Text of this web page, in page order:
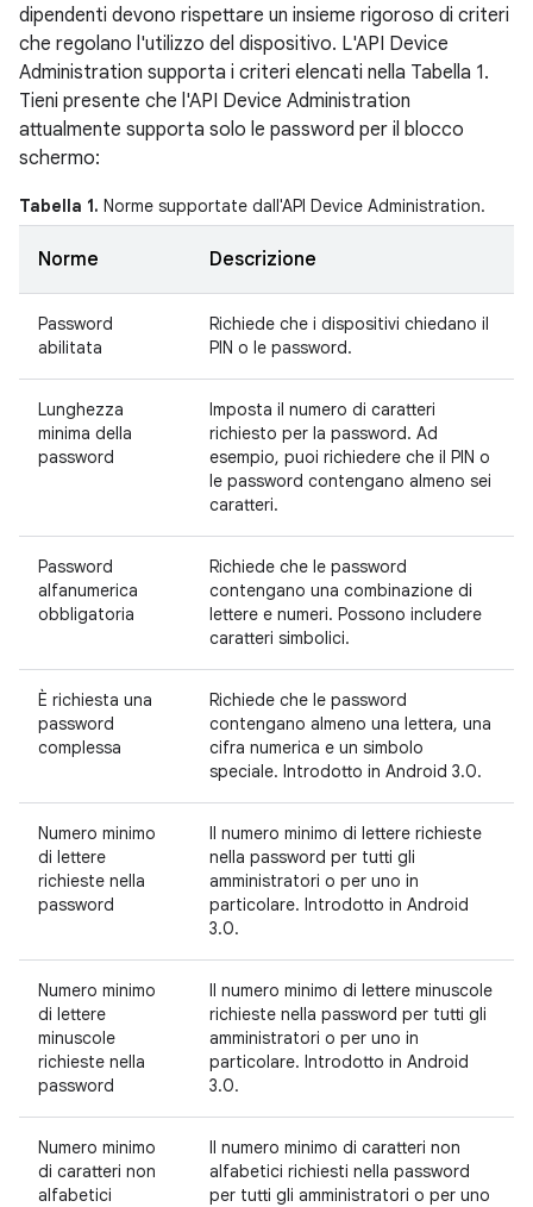
dipendenti devono rispettare un insieme rigoroso di criteri
che regolano l'utilizzo del dispositivo. L'API Device
Administration supporta i criteri elencati nella Tabella 1.
Tieni presente che l'API Device Administration
attualmente supporta solo le password per il blocco
schermo:
Tabella 1. Norme supportate dall'API Device Administration.
Norme Descrizione
Password
abilitata
Richiede che i dispositivi chiedano il
PIN o le password.
Lunghezza
minima della
password
Imposta il numero di caratteri
richiesto per la password. Ad
esempio, puoi richiedere che il PIN o
le password contengano almeno sei
caratteri.
Password
alfanumerica
obbligatoria
Richiede che le password
contengano una combinazione di
lettere e numeri. Possono includere
caratteri simbolici.
È richiesta una
password
complessa
Richiede che le password
contengano almeno una lettera, una
cifra numerica e un simbolo
speciale. Introdotto in Android 3.0.
Numero minimo
di lettere
richieste nella
password
Il numero minimo di lettere richieste
nella password per tutti gli
amministratori o per uno in
particolare. Introdotto in Android
3.0.
Numero minimo
di lettere
minuscole
richieste nella
password
Il numero minimo di lettere minuscole
richieste nella password per tutti gli
amministratori o per uno in
particolare. Introdotto in Android
3.0.
Numero minimo
di caratteri non
alfabetici
Il numero minimo di caratteri non
alfabetici richiesti nella password
per tutti gli amministratori o per uno